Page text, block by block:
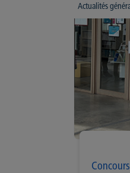
Actualités